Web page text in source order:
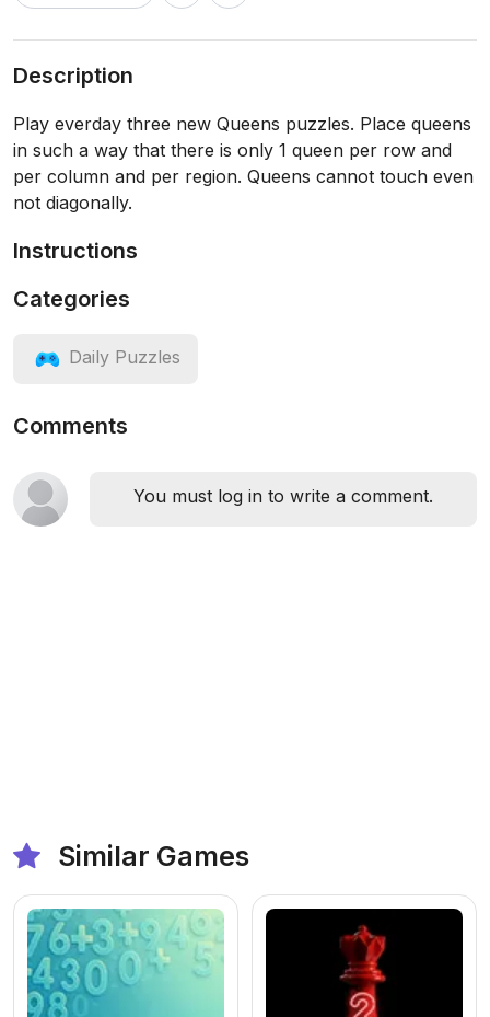
Description
Play everday three new Queens puzzles. Place queens
in such a way that there is only 1 queen per row and
per column and per region. Queens cannot touch even
not diagonally.
Instructions
Categories
Daily Puzzles
Comments
You must log in to write a comment.
Similar Games